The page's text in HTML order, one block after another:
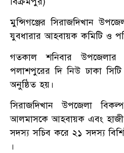
মুন্সিগঞ্জের সিরাজদিখান
যুবধারার আহবায়ক কমিটি ও
গতকাল শনিবার উপজেলার
পলাশপুরের দি নিউ ঢাকা
অনুষ্ঠিত হয়।
সিরাজদিখান উপজেলা
আলমাসকে আহবায়ক এবং
সদস্য সচিব করে ২১ সদস্য
।